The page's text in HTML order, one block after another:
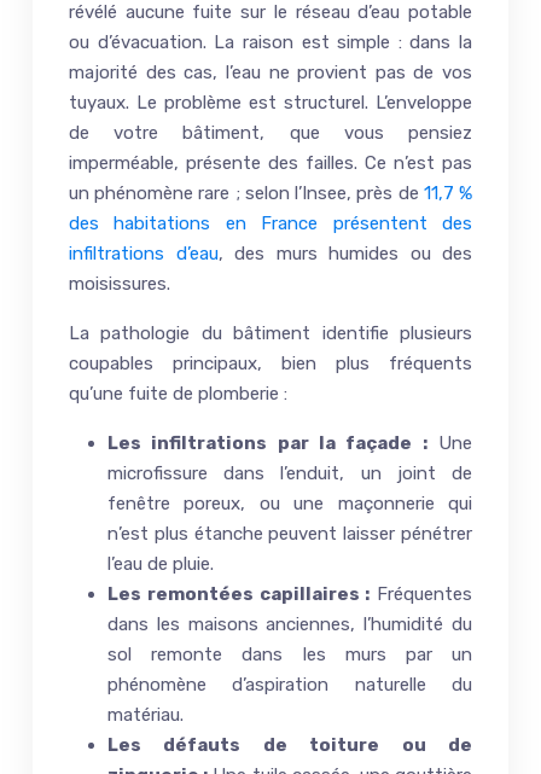
révélé aucune fuite sur le réseau d’eau potable
ou d’évacuation. La raison est simple : dans la
majorité des cas, l’eau ne provient pas de vos
tuyaux. Le problème est structurel. L’enveloppe
de votre bâtiment, que vous pensiez
imperméable, présente des failles. Ce n’est pas
un phénomène rare ; selon l’Insee, près de 11,7 %
des habitations en France présentent des
infiltrations d’eau, des murs humides ou des
moisissures.
La pathologie du bâtiment identifie plusieurs
coupables principaux, bien plus fréquents
qu’une fuite de plomberie :
Les infiltrations par la façade :Une
microfissure dans l’enduit, un joint de
fenêtre poreux, ou une maçonnerie qui
n’est plus étanche peuvent laisser pénétrer
l’eau de pluie.
Les remontées capillaires : Fréquentes
dans les maisons anciennes, l’humidité du
sol remonte dans les murs par un
phénomène d’aspiration naturelle du
matériau.
Les défauts de toiture ou de